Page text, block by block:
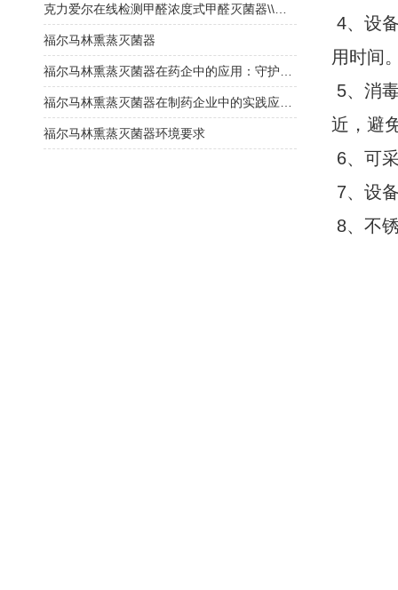
4、设
用时间
5、消
近，避
6、可
7、设
8、不
福尔马林熏蒸灭菌器
福尔马林熏蒸灭菌器环境要求